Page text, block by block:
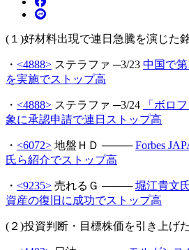
(１)好材料出現で連日急騰を演じた
・ <4888> ステラファ ─3/23 中国で
を実施でストップ高
・ <4888> ステラファ ─3/24
「ボロ
象に承認申請で連日ストップ高
・ <6072> 地盤ＨＤ ────Forbes
氏ら紹介でストップ高
・ <9235> 売れるＧ ────堀江貴文
資産の復旧に成功でストップ高
(２)投資判断・目標株価を引き上げ